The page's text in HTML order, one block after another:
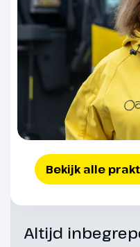
Hoogtepunt
Altijd
Bekijk alle